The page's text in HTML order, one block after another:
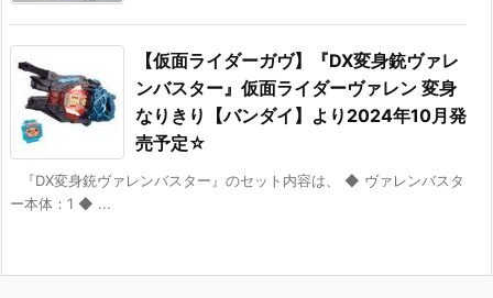
【仮面ライダーガヴ】『DX変身銃ヴァレ
ンバスター』仮面ライダーヴァレン 変身
なりきり【バンダイ】より2024年10月発
売予定☆
『DX変身銃ヴァレンバスター』のセット内容は、 ◆ ヴァレンバスタ
ー本体：1 ◆ ...